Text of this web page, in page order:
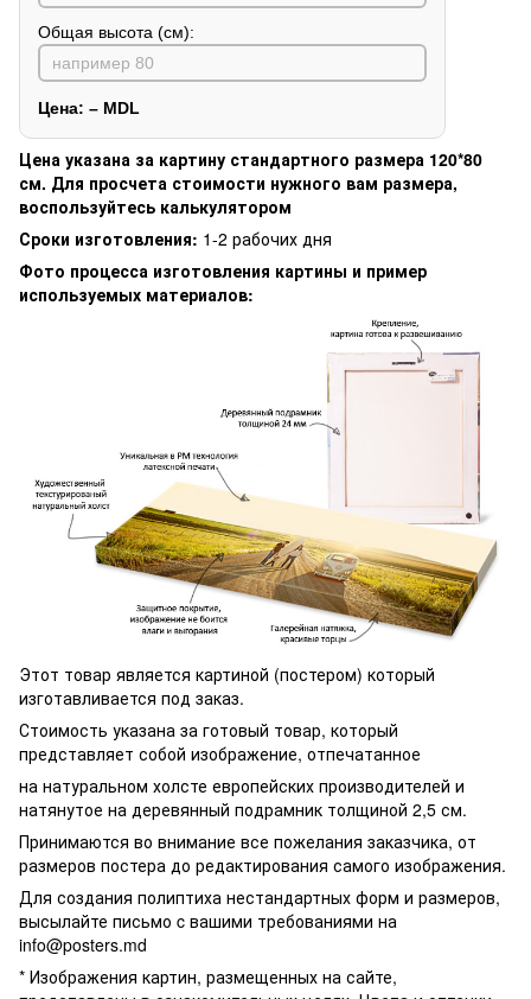
Общая высота (см):
Цена: – MDL
Цена указана за картину стандартного размера 120*80
см. Для просчета стоимости нужного вам размера,
воспользуйтесь калькулятором
Сроки изготовления: 1-2 рабочих дня
Фото процесса изготовления картины и пример
используемых материалов:
Этот товар является картиной (постером) который
изготавливается под заказ.
Стоимость указана за готовый товар, который
представляет собой изображение, отпечатанное
на натуральном холсте европейских производителей и
натянутое на деревянный подрамник толщиной 2,5 см.
Принимаются во внимание все пожелания заказчика, от
размеров постера до редактирования самого изображения.
Для создания полиптиха нестандартных форм и размеров,
высылайте письмо c вашими требованиями на
info@posters.md
* Изображения картин, размещенных на сайте,